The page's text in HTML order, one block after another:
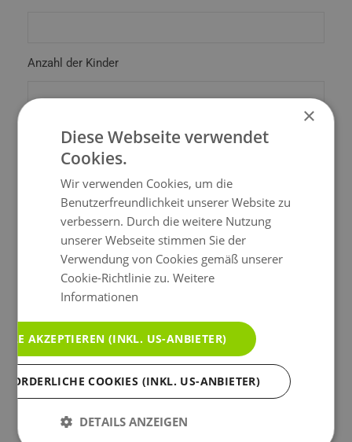
Anzahl der Kinder
Anrede*
Vorname*
Nachname*
×
Diese Webseite verwendet
Cookies.
Wir verwenden Cookies, um die
Benutzerfreundlichkeit unserer Website zu
verbessern. Durch die weitere Nutzung
unserer Webseite stimmen Sie der
Verwendung von Cookies gemäß unserer
Cookie-Richtlinie zu.Weitere
Informationen
AKZEPTIEREN (INKL. US-ANBIETER)
COOKIES (INKL. US-ANBIETER)
DETAILS ANZEIGEN